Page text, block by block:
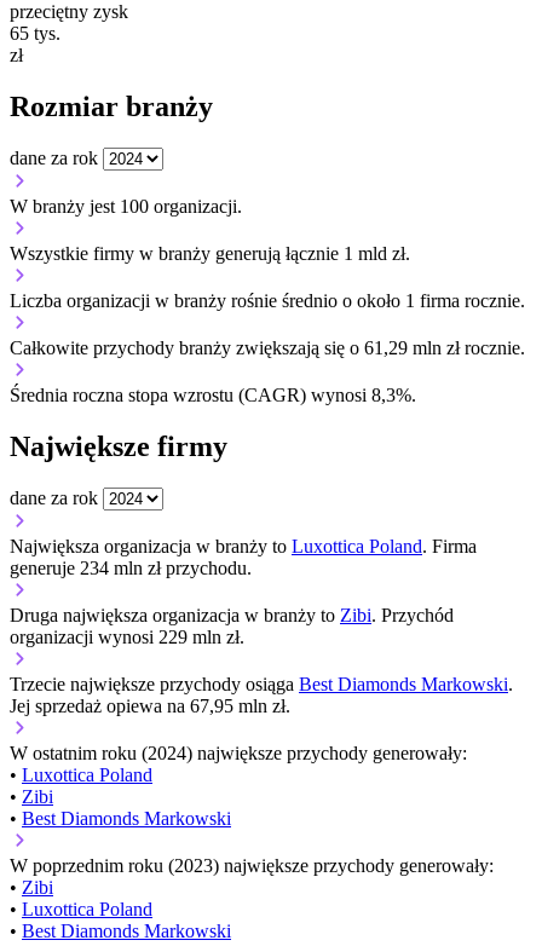
przeciętny zysk
65 tys.
zł
Rozmiar branży
dane za rok
W branży jest 100 organizacji.
Wszystkie firmy w branży generują łącznie 1 mld zł.
Liczba organizacji w branży rośnie średnio o około 1 firma rocznie.
Całkowite przychody branży zwiększają się o 61,29 mln zł rocznie.
Średnia roczna stopa wzrostu (CAGR) wynosi 8,3%.
Największe firmy
dane za rok
Największa organizacja w branży to Luxottica Poland. Firma
generuje 234 mln zł przychodu.
Druga największa organizacja w branży to Zibi. Przychód
organizacji wynosi 229 mln zł.
Trzecie największe przychody osiąga Best Diamonds Markowski.
Jej sprzedaż opiewa na 67,95 mln zł.
W ostatnim roku (2024) największe przychody generowały:
• Luxottica Poland
• Zibi
• Best Diamonds Markowski
W poprzednim roku (2023) największe przychody generowały:
• Zibi
• Luxottica Poland
• Best Diamonds Markowski